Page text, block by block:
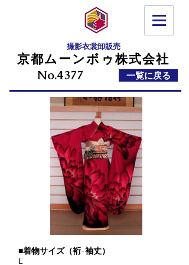
Copyright
京都ムーンボゥ株式会社
撮影衣裳卸販売
No.4377 一覧に戻る
■着物サイズ（裄-袖丈）
L